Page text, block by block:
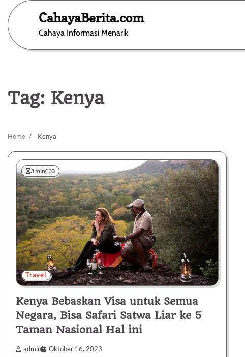
content
CahayaBerita.com
Cahaya Informasi Menarik
Tag: Kenya
Home Kenya
3 min 0
Travel
Kenya Bebaskan Visa untuk Semua
Negara, Bisa Safari Satwa Liar ke 5
Taman Nasional Hal ini
admin Oktober 16, 2023